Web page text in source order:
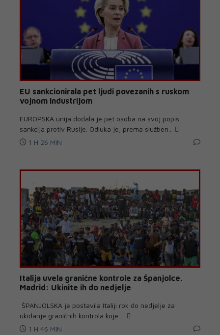
EU sankcionirala pet ljudi povezanih s ruskom
vojnom industrijom
EUROPSKA unija dodala je pet osoba na svoj popis
sankcija protiv Rusije. Odluka je, prema služben...
1 H 26 MIN
Italija uvela granične kontrole za Španjolce.
Madrid: Ukinite ih do nedjelje
ŠPANJOLSKA je postavila Italiji rok do nedjelje za
ukidanje graničnih kontrola koje ...
1 H 46 MIN